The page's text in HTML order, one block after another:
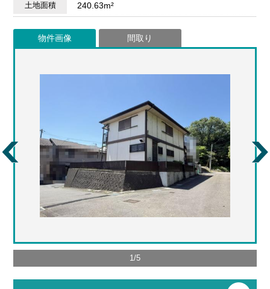
土地面積 240.63m²
物件画像 間取り
1/5